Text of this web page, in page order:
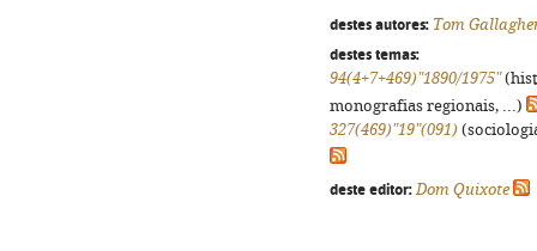
destes autores: Tom
destes temas:
94(4+7+469)"1890/1975"
monografias regionais, ...)
327(469)"19"(091)
deste editor: Dom Quixote